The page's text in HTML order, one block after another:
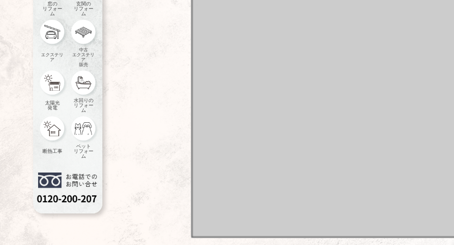
窓の
リフォー
ム
玄関の
リフォー
ム
エクステリ
ア
中古
エクステリ
ア
販売
太陽光
発電
水回りの
リフォー
ム
断熱工事
ペット
リフォー
ム